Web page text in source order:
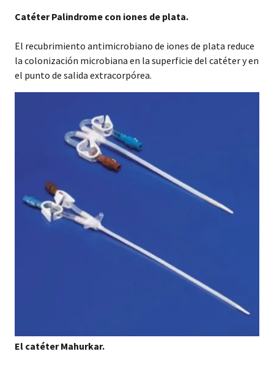
Catéter Palindrome con iones de plata.
El recubrimiento antimicrobiano de iones de plata reduce
la colonización microbiana en la superficie del catéter y en
el punto de salida extracorpórea.
El catéter Mahurkar.